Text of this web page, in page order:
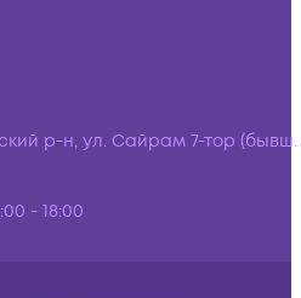
р-н, ул. Сайрам 7-тор (бывш.
- 18:00